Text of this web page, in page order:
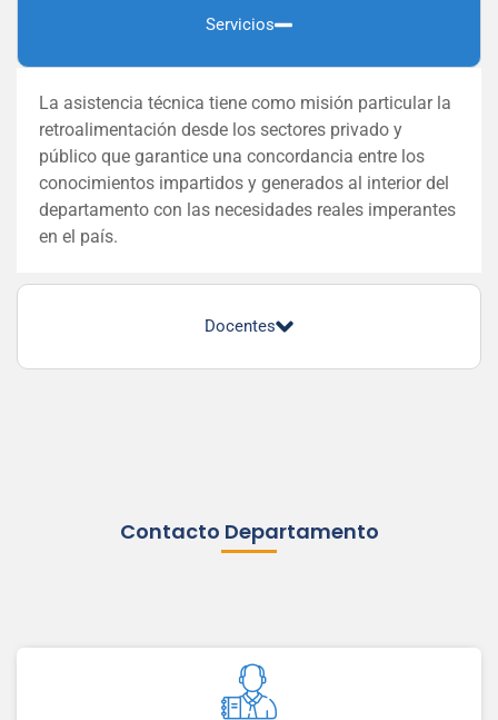
Servicios
La asistencia técnica tiene como misión particular la
retroalimentación desde los sectores privado y
público que garantice una concordancia entre los
conocimientos impartidos y generados al interior del
departamento con las necesidades reales imperantes
en el país.
Docentes
Contacto Departamento